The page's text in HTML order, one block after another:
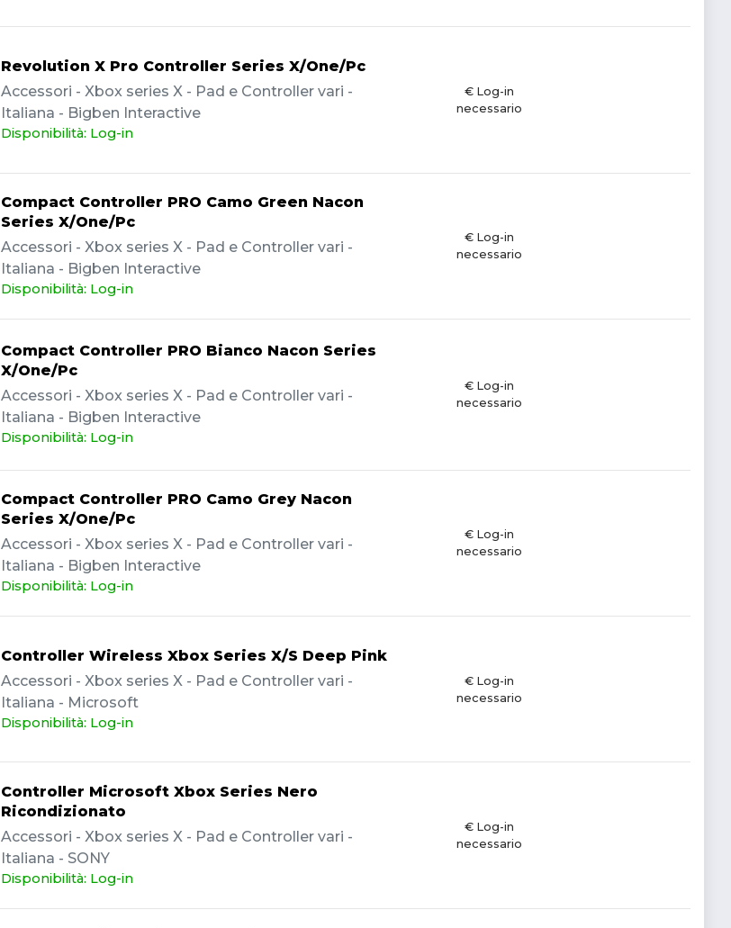
Revolution X Pro Controller Series X/One/Pc
Accessori - Xbox series X - Pad e Controller vari -
Italiana - Bigben Interactive
Disponibilità: Log-in
€ Log-in
necessario
Compact Controller PRO Camo Green Nacon
Series X/One/Pc
Accessori - Xbox series X - Pad e Controller vari -
Italiana - Bigben Interactive
Disponibilità: Log-in
€ Log-in
necessario
Compact Controller PRO Bianco Nacon Series
X/One/Pc
Accessori - Xbox series X - Pad e Controller vari -
Italiana - Bigben Interactive
Disponibilità: Log-in
€ Log-in
necessario
Compact Controller PRO Camo Grey Nacon
Series X/One/Pc
Accessori - Xbox series X - Pad e Controller vari -
Italiana - Bigben Interactive
Disponibilità: Log-in
€ Log-in
necessario
Controller Wireless Xbox Series X/S Deep Pink
Accessori - Xbox series X - Pad e Controller vari -
Italiana - Microsoft
Disponibilità: Log-in
€ Log-in
necessario
Controller Microsoft Xbox Series Nero
Ricondizionato
Accessori - Xbox series X - Pad e Controller vari -
Italiana - SONY
Disponibilità: Log-in
€ Log-in
necessario